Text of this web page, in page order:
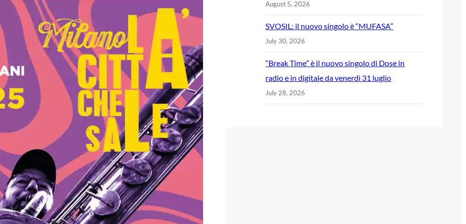
August 5, 2026
SVOSIL: il nuovo singolo è “MUFASA”
July 30, 2026
“Break Time” è il nuovo singolo di Dose in
radio e in digitale da venerdì 31 luglio
July 28, 2026